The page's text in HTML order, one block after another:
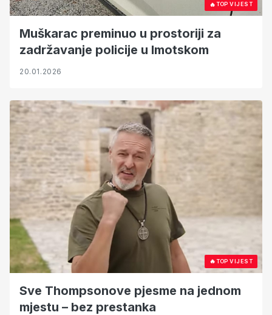
🔥TOP VIJEST
Muškarac preminuo u prostoriji za
zadržavanje policije u Imotskom
20.01.2026
🔥TOP VIJEST
Sve Thompsonove pjesme na jednom
mjestu – bez prestanka